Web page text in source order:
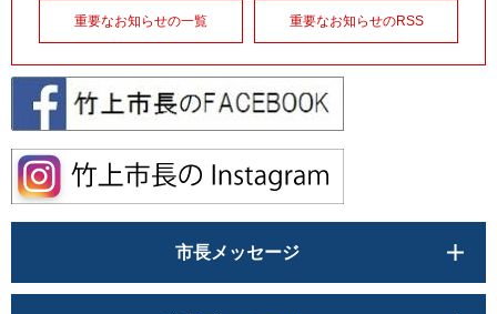
重要なお知らせの一覧 重要なお知らせのRSS
市長メッセージ